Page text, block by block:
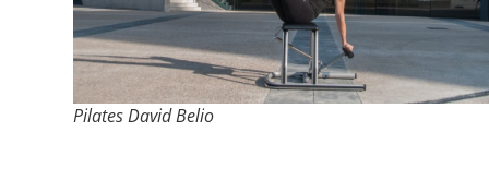
Pilates David Belio